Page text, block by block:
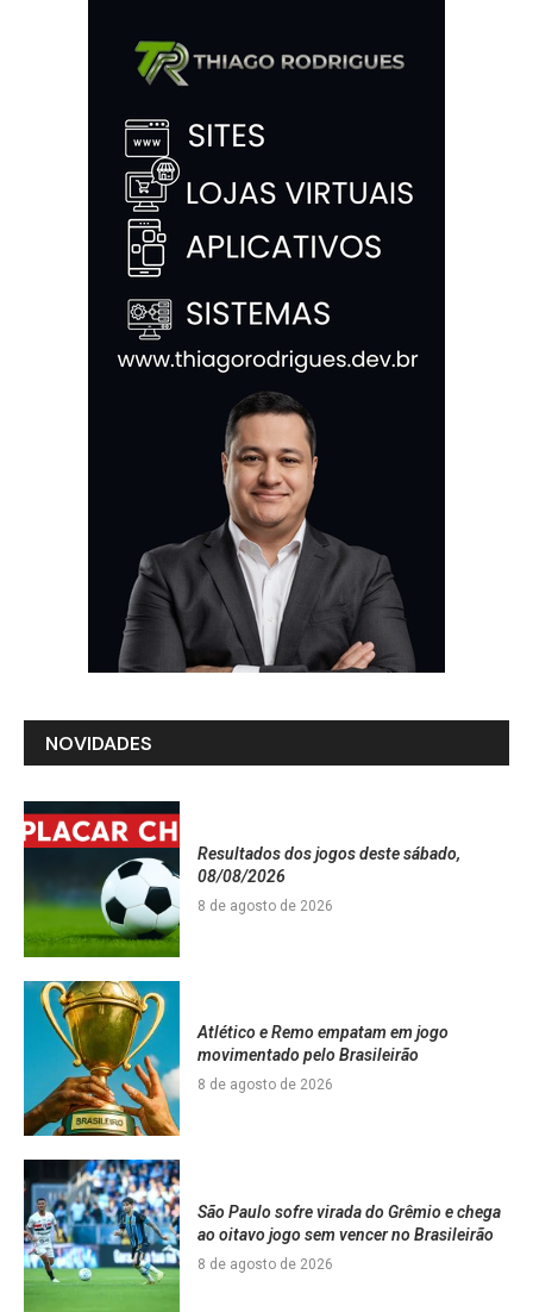
NOVIDADES
Resultados dos jogos deste sábado,
08/08/2026
8 de agosto de 2026
Atlético e Remo empatam em jogo
movimentado pelo Brasileirão
8 de agosto de 2026
São Paulo sofre virada do Grêmio e chega
ao oitavo jogo sem vencer no Brasileirão
8 de agosto de 2026